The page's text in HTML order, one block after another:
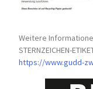
Weitere
STERNZEICHEN-
https://www.gudd-